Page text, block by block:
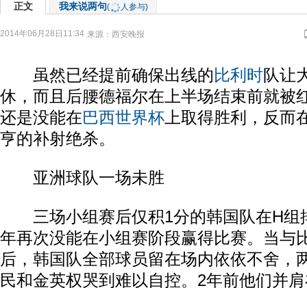
正文 我来说两句( 人参与)
2014年06月28日11:34 来源： 西安晚报
虽然已经提前确保出线的 比利时队让
休，而且后腰德福尔在上半场结束前就被
还是没能在巴西世界杯 上取得胜利，反而
亨的补射绝杀。
亚洲球队一场未胜
三场小组赛后仅积1分的韩国队在H组
年再次没能在小组赛阶段赢得比赛。当与
后，韩国队全部球员留在场内依依不舍，
民和金英权哭到难以自控。2年前他们并